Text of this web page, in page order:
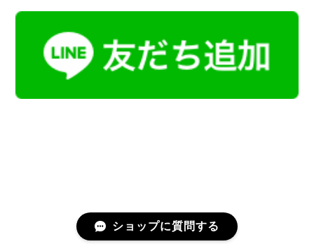
ショップに質問する